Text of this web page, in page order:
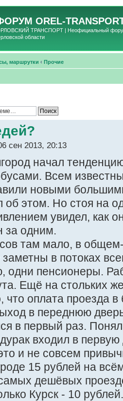
OREL-
ТРАНСПОРТ | Неофициальный форум
области
маршрутки ‹ Прочие
сен 2013, 20:13
начал
Всем
новыми
об этом. Но стоя на
увидел, как
за одним.
там мало, в
в потоках
одни пенсионеры.
Ещё на стольких
оплата проезда в
в переднюю
в первый раз.
входил в
и не совсем
15 рублей на
дешёвых
Курск - 10 рублей.